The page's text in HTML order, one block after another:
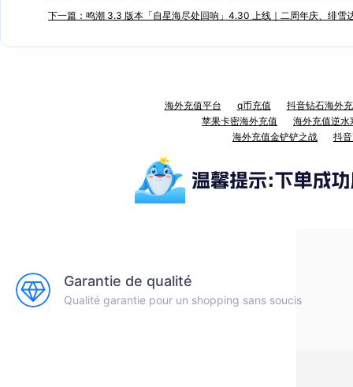
下一篇：鸣潮 3.3 版本「自星海尽处回响」4.30 上线｜二周年庆、绯雪
海外充值平台 q币充值
抖音钻石海外
苹果卡密海外充值
海外充值逆水
海外充值金铲铲之战
抖
Garantie de qualité
Qualité garantie pour un shopping sans soucis